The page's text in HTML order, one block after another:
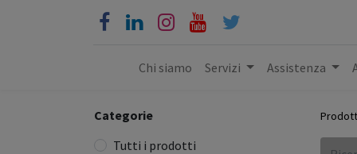
Chi siamo Servizi Assistenza
Categorie
Tutti i prodotti